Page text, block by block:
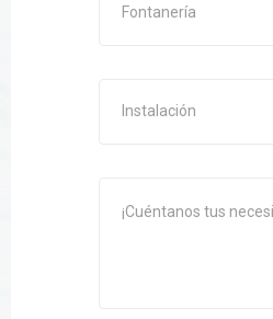
Fontanería
Instalación